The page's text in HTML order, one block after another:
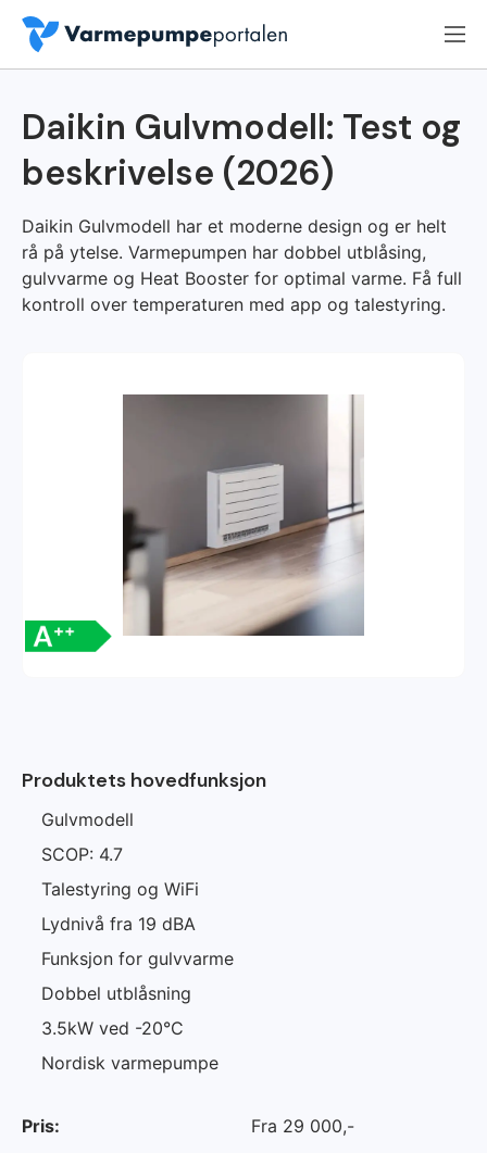
Daikin Gulvmodell: Test og
beskrivelse (2026)
Daikin Gulvmodell har et moderne design og er helt
rå på ytelse. Varmepumpen har dobbel utblåsing,
gulvvarme og Heat Booster for optimal varme. Få full
kontroll over temperaturen med app og talestyring.
Produktets hovedfunksjon
Gulvmodell
SCOP: 4.7
Talestyring og WiFi
Lydnivå fra 19 dBA
Funksjon for gulvvarme
Dobbel utblåsning
3.5kW ved -20°C
Nordisk varmepumpe
Pris:
Fra 29 000,-